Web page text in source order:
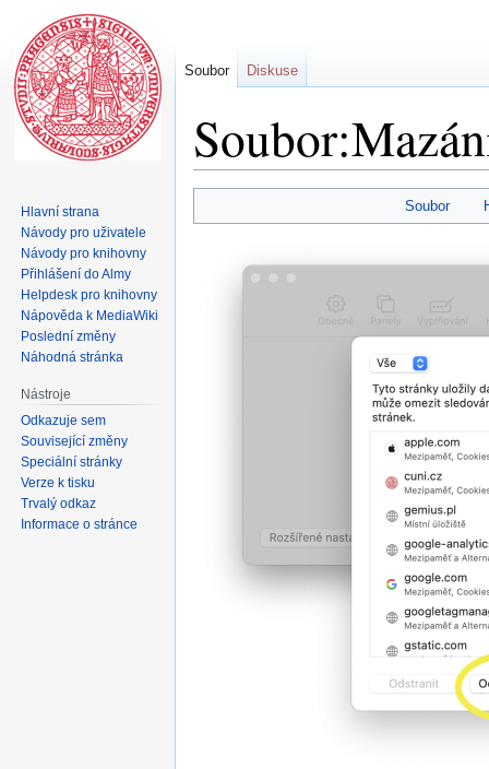
na
na
Soubor
Soubor Diskuse
Hlavní strana
Návody pro uživatele
Návody pro knihovny
Přihlášení do Almy
Helpdesk pro knihovny
Nápověda k MediaWiki
Poslední změny
Náhodná stránka
Nástroje
Odkazuje sem
Související změny
Speciální stránky
Verze k tisku
Trvalý odkaz
Informace o stránce